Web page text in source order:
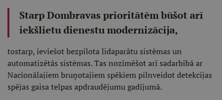
Starp Dombravas prioritātēm būšot arī
iekšlietu dienestu modernizācija,
tostarp, ieviešot bezpilota lidaparātu sistēmas un
automatizētās sistēmas. Tas nozīmēšot arī sadarbībā ar
Nacionālajiem bruņotajiem spēkiem pilnveidot detekcijas
spējas gaisa telpas apdraudējumu gadījumā.